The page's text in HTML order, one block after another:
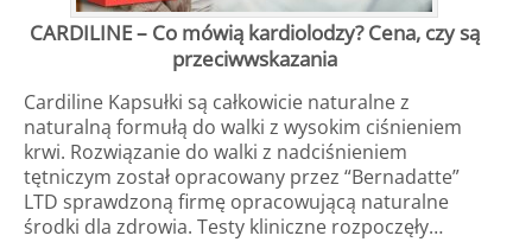
CARDILINE – Co mówią kardiolodzy? Cena, czy są
przeciwwskazania
Cardiline Kapsułki są całkowicie naturalne z
naturalną formułą do walki z wysokim ciśnieniem
krwi. Rozwiązanie do walki z nadciśnieniem
tętniczym został opracowany przez “Bernadatte”
LTD sprawdzoną firmę opracowującą naturalne
środki dla zdrowia. Testy kliniczne rozpoczęły…